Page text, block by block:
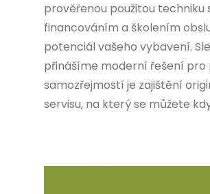
prověřenou použitou
financováním a školením
potenciál vašeho vybavení.
přinášíme moderní řešení
samozřejmostí je zajištění
servisu, na který se můžete